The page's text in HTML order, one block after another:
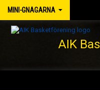
MINI-GNAGARNA
AIK